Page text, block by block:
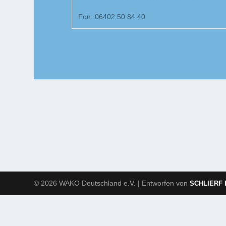
Fon: 06402 50 84 40
© 2026 WAKO Deutschland e.V. | Entworfen vonSCHLIERF